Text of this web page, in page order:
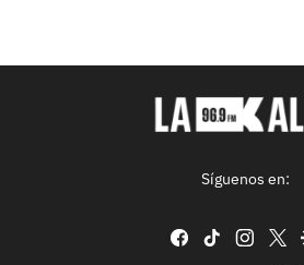
Síguenos en:
facebook
tiktok